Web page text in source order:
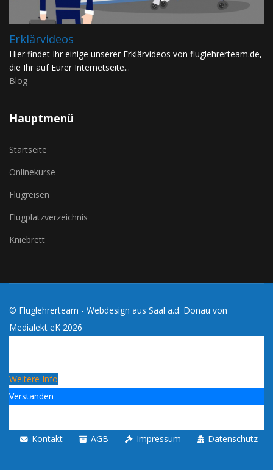
Erklärvideos
Hier findet Ihr einige unserer Erklärvideos von fluglehrerteam.de,
die Ihr auf Eurer Internetseite...
Blog
Hauptmenü
Startseite
Onlinekurse
Flugreisen
Flugplatzverzeichnis
Kniebrett
© Fluglehrerteam - Webdesign aus Saal a.d. Donau von
Medialekt eK 2026
Weitere Info
Verstanden
Kontakt AGB Impressum Datenschutz